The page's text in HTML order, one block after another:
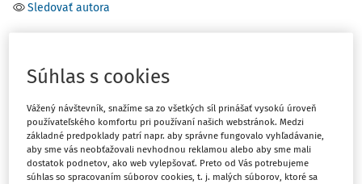
Sledovať autora
Právo EÚ
(1)
Filter
Počet vyhľadaných dokumentov:1
Súhlas s cookies
Vážený návštevník, snažíme sa zo všetkých síl prinášať vysokú úroveň
používateľského komfortu pri používaní našich webstránok. Medzi
základné predpoklady patrí napr. aby správne fungovalo vyhľadávanie,
aby sme vás neobťažovali nevhodnou reklamou alebo aby sme mali
dostatok podnetov, ako web vylepšovať. Preto od Vás potrebujeme
súhlas so spracovaním súborov cookies, t. j. malých súborov, ktoré sa